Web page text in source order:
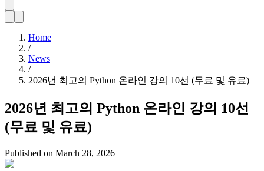
Home
/
News
/
2026년 최고의 Python 온라인 강의 10선 (무료 및 유료)
2026년 최고의 Python 온라인 강의 10선
(무료 및 유료)
Published on March 28, 2026